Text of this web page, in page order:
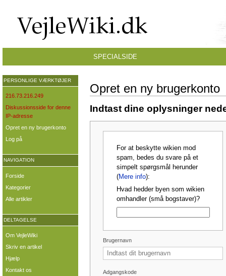
Opret en ny brugerkonto
Indtast dine oplysninger
For at beskytte wikien mod
spam, bedes du svare på et
simpelt spørgsmål herunder
(Mere info):
Hvad hedder byen som wikien
omhandler (små bogstaver)?
Brugernavn
Adgangskode
SPECIALSIDE
PERSONLIGE VÆRKTØJER
216.73.216.249
Diskussionsside for denne
IP-adresse
Opret en ny brugerkonto
Log på
NAVIGATION
Forside
Kategorier
Alle artikler
DELTAGELSE
Om VejleWiki
Skriv en artikel
Hjælp
Kontakt os